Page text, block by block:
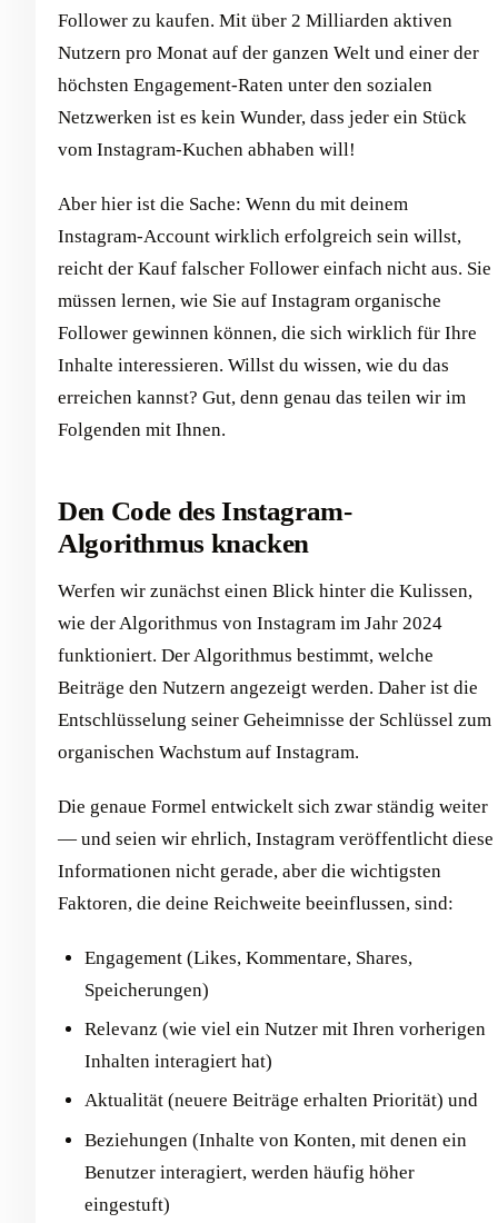
Follower zu kaufen. Mit über 2 Milliarden aktiven
Nutzern pro Monat auf der ganzen Welt und einer der
höchsten Engagement-Raten unter den sozialen
Netzwerken ist es kein Wunder, dass jeder ein Stück
vom Instagram-Kuchen abhaben will!
Aber hier ist die Sache: Wenn du mit deinem
Instagram-Account wirklich erfolgreich sein willst,
reicht der Kauf falscher Follower einfach nicht aus. Sie
müssen lernen, wie Sie auf Instagram organische
Follower gewinnen können, die sich wirklich für Ihre
Inhalte interessieren. Willst du wissen, wie du das
erreichen kannst? Gut, denn genau das teilen wir im
Folgenden mit Ihnen.
Den Code des Instagram-
Algorithmus knacken
Werfen wir zunächst einen Blick hinter die Kulissen,
wie der Algorithmus von Instagram im Jahr 2024
funktioniert. Der Algorithmus bestimmt, welche
Beiträge den Nutzern angezeigt werden. Daher ist die
Entschlüsselung seiner Geheimnisse der Schlüssel zum
organischen Wachstum auf Instagram.
Die genaue Formel entwickelt sich zwar ständig weiter
— und seien wir ehrlich, Instagram veröffentlicht diese
Informationen nicht gerade, aber die wichtigsten
Faktoren, die deine Reichweite beeinflussen, sind:
Engagement (Likes, Kommentare, Shares,
Speicherungen)
Relevanz (wie viel ein Nutzer mit Ihren vorherigen
Inhalten interagiert hat)
Aktualität (neuere Beiträge erhalten Priorität) und
Beziehungen (Inhalte von Konten, mit denen ein
Benutzer interagiert, werden häufig höher
eingestuft)